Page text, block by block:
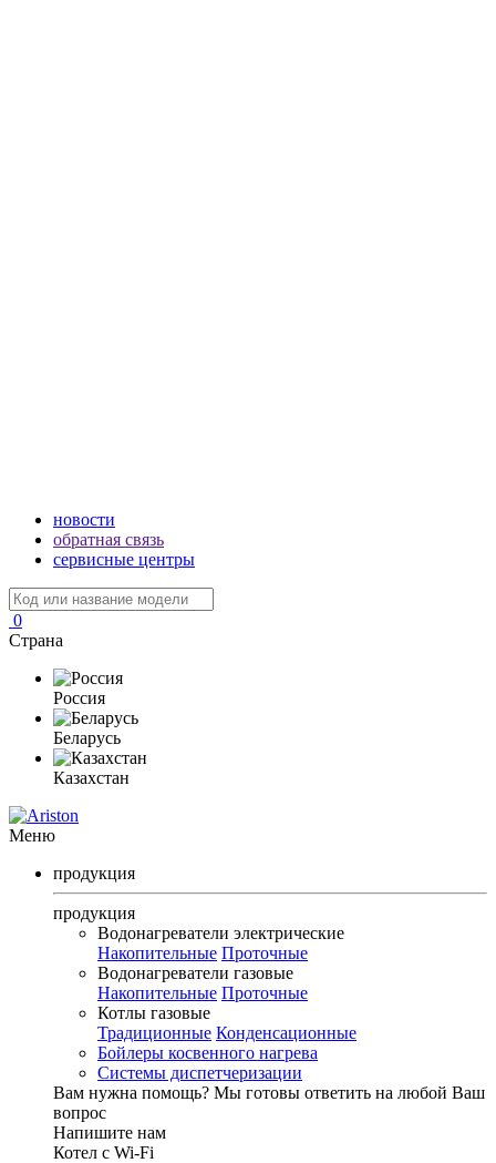
новости
обратная связь
сервисные центры
0
Страна
Россия
Беларусь
Казахстан
Меню
продукция
продукция
Водонагреватели электрические
Накопительные Проточные
Водонагреватели газовые
Накопительные Проточные
Котлы газовые
Традиционные Конденсационные
Бойлеры косвенного нагрева
Системы диспетчеризации
Вам нужна помощь? Мы готовы ответить на любой Ваш
вопрос
Напишите нам
Котел с Wi-Fi